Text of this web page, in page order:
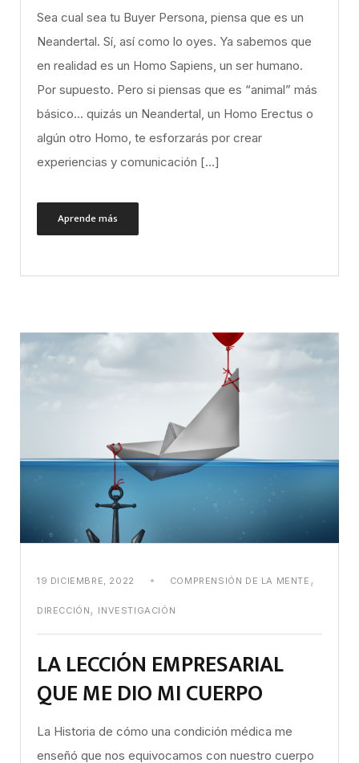
Sea cual sea tu Buyer Persona, piensa que es un
Neandertal. Sí, así como lo oyes. Ya sabemos que
en realidad es un Homo Sapiens, un ser humano.
Por supuesto. Pero si piensas que es “animal” más
básico… quizás un Neandertal, un Homo Erectus o
algún otro Homo, te esforzarás por crear
experiencias y comunicación […]
Aprende más
19 DICIEMBRE, 2022 COMPRENSIÓN DE LA MENTE ,
DIRECCIÓN, INVESTIGACIÓN
LA LECCIÓN EMPRESARIAL
QUE ME DIO MI CUERPO
La Historia de cómo una condición médica me
enseñó que nos equivocamos con nuestro cuerpo